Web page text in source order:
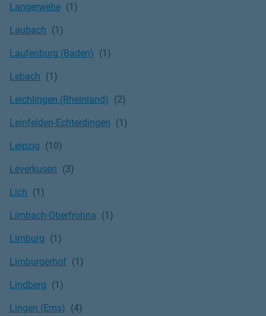
Langerwehe
Laubach
Laufenburg (Baden)
Lebach
Leichlingen (Rheinland)
Leinfelden-Echterdingen
Leipzig
Leverkusen
Lich
Limbach-Oberfrohna
Limburg
Limburgerhof
Lindberg
Lingen (Ems)